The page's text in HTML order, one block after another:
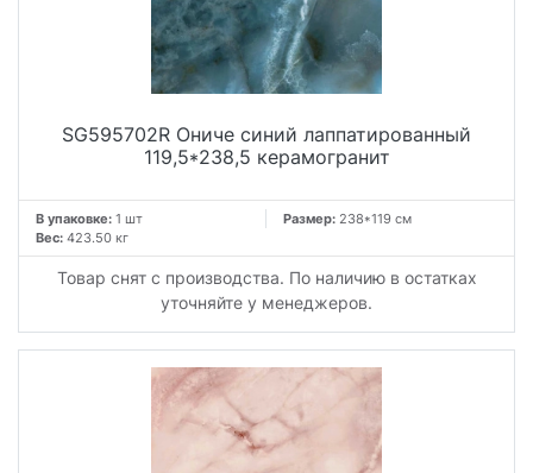
SG595702R Ониче синий лаппатированный
119,5*238,5 керамогранит
В упаковке: 1 шт Размер: 238*119 см
Вес: 423.50 кг
Товар снят с производства. По наличию в остатках
уточняйте у менеджеров.